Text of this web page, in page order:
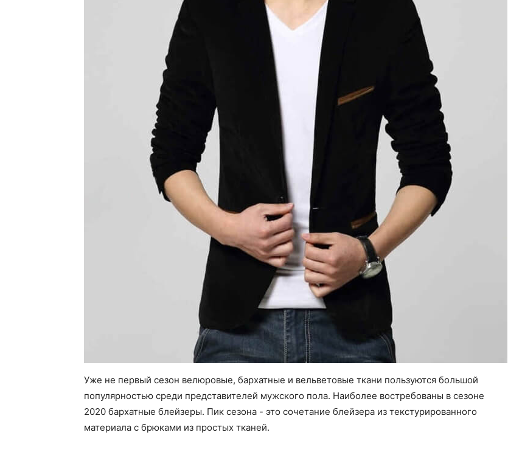
Уже не первый сезон велюровые, бархатные и вельветовые ткани пользуются большой
популярностью среди представителей мужского пола. Наиболее востребованы в сезоне
2020 бархатные блейзеры. Пик сезона - это сочетание блейзера из текстурированного
материала с брюками из простых тканей.